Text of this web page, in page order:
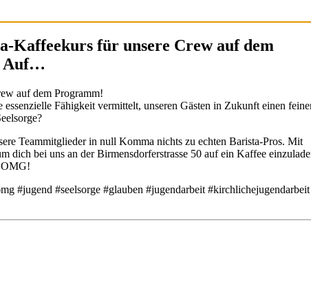
Kaffeekurs für unsere Crew auf dem
Auf…
auf dem Programm!
Fähigkeit vermittelt, unseren Gästen in Zukunft einen
Teammitglieder in null Komma nichts zu echten Barista-Pros. Mit
dich bei uns an der Birmensdorferstrasse 50 auf ein Kaffee
OMG!
#jugend #seelsorge #glauben #jugendarbeit #kirchlichejugendarbeit